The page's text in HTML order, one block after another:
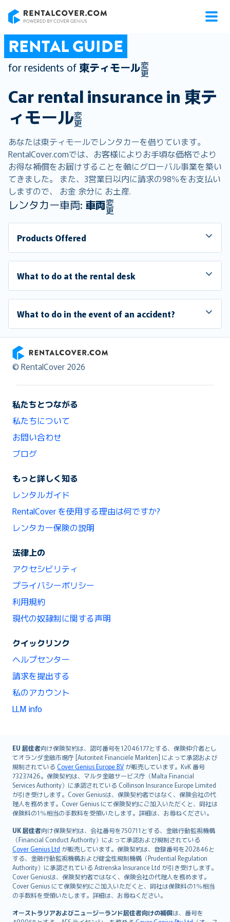
RENTAL GUIDE
for residents of 東ティモール変
更
Car rental insurance in 東テ
ィモール変
更
あなたは東ティモールでレンタカーを借りています。
RentalCover.comでは、お客様によりお手頃な価格でより
お得な補償をお届けすることを軸にグローバル事業を築い
てきました。 また、3営業日以内に請求の98％をお支払い
しますので、 お金 余分に お土産.
レンタカー車両: 車両変
更
Products Offered
What to do at the rental desk
What to do in the event of an accident?
RentalCover
© RentalCover 2026
私たちとつながる
私たちについて
お問い合わせ
ブログ
もっと詳しく知る
レンタルガイド
RentalCover を使用する理由は何ですか?
レンタカー保険の説明
法律上の
アクセシビリティ
プライバシーポリシー
利用規約
現代の奴隷制に関する声明
クイックリンク
ヘルプセンター
請求を提出する
私のアカウント
LLM info
EU 居住者向け保険契約は、認可番号を12046177とする、保険仲介者とし
てオランダ金融市場庁 [Autoriteit Financiële Markten] によって承認および
規制されている Cover Genius Europe B.V が販売しています。KvK 番号
73237426。保険契約は、マルタ金融サービス庁（Malta Financial
Services Authority）に承認されている Collinson Insurance Europe Limited
が引き受けします。Cover Geniusは、保険契約者ではなく、保険会社の代
理人を務めます。Cover Genius にて保険契約にご加入いただくと、同社は
保険料の1％相当の手数料を受領いたします。詳細は、お尋ねください。
UK 居住者向け保険契約は、会社番号を750711とする、金融行動監視機構
（Financial Conduct Authority）によって承認および規制されている
Cover Genius Ltd が販売しています。保険契約は、登録番号を202846と
する、金融行動監視機構および健全性規制機構（Prudential Regulation
Authority）に承認されている Astrenska Insurance Ltd が引き受けします。
Cover Geniusは、保険契約者ではなく、保険会社の代理人を務めます。
Cover Genius にて保険契約にご加入いただくと、同社は保険料の1％相当
の手数料を受領いたします。詳細は、お尋ねください。
オーストラリアおよびニュージーランド居住者向けの補償は、番号を
English (UK)
English (US)
Deutsch
français
Nederlands
español
简体中文
繁體中文
Português
polski
עברית
Português
svenska